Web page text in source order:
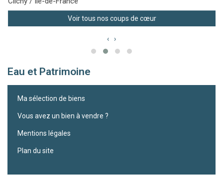
Voir tous nos coups de cœur
‹ ›
Eau et Patrimoine
Ma sélection de biens
Vous avez un bien à vendre ?
Mentions légales
Plan du site